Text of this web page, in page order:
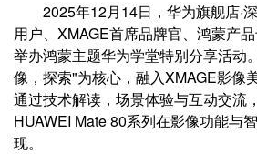
2025年12月14日，华为旗舰店·
用户、XMAGE首席品牌官、鸿蒙产
举办鸿蒙主题华为学堂特别分享活动
像，探索"为核心，融入XMAGE影像
通过技术解读，场景体验与互动交流
HUAWEI Mate 80系列在影像功能与
现。